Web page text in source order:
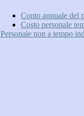
Conto annuale del
Costo personale
Personale non a tempo